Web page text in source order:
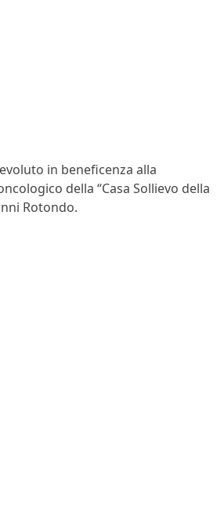
in beneficenza alla
della “Casa Sollievo della
Rotondo.